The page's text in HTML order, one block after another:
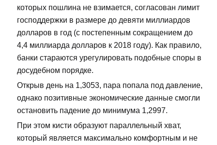
которых пошлина не взимается, согласован лимит
господдержки в размере до девяти миллиардов
долларов в год (с постепенным сокращением до
4,4 миллиарда долларов к 2018 году). Как правило,
банки стараются урегулировать подобные споры в
досудебном порядке.
Открыв день на 1,3053, пара попала под давление,
однако позитивные экономические данные смогли
остановить падение до минимума 1,2997.
При этом кисти образуют параллельный хват,
который является максимально комфортным и не